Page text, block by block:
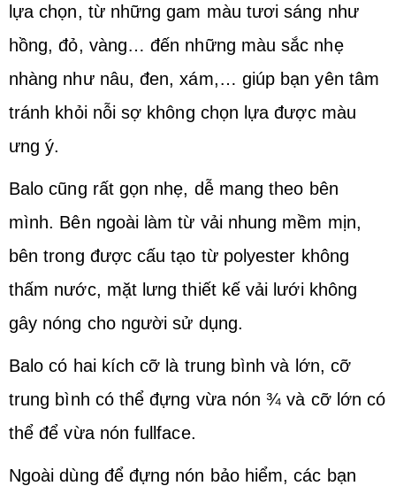
lựa chọn, từ những gam màu tươi sáng như
hồng, đỏ, vàng… đến những màu sắc nhẹ
nhàng như nâu, đen, xám,… giúp bạn yên tâm
tránh khỏi nỗi sợ không chọn lựa được màu
ưng ý.
Balo cũng rất gọn nhẹ, dễ mang theo bên
mình. Bên ngoài làm từ vải nhung mềm mịn,
bên trong được cấu tạo từ polyester không
thấm nước, mặt lưng thiết kế vải lưới không
gây nóng cho người sử dụng.
Balo có hai kích cỡ là trung bình và lớn, cỡ
trung bình có thể đựng vừa nón ¾ và cỡ lớn có
thể để vừa nón fullface.
Ngoài dùng để đựng nón bảo hiểm, các bạn